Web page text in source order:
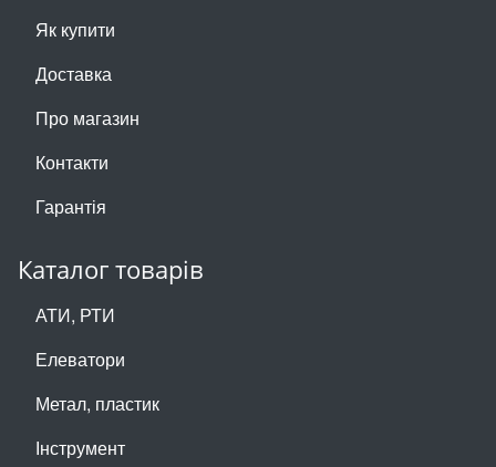
Як купити
Доставка
Про магазин
Контакти
Гарантія
Каталог товарів
АТИ, РТИ
Елеватори
Метал, пластик
Інструмент